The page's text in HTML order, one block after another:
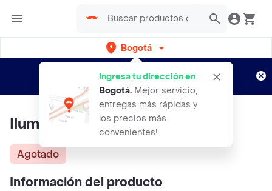
Bogotá
Ingresa tu dirección en
Bogotá. Mejor servicio,
entregas más rápidas y
los precios más
convenientes!
envíos gratis por semanas
Aplican TyC
Iluminador Eclipse TRENDY
Agotado
Información del producto